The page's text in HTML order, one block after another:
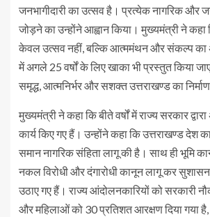
जनभागीदारी का उत्सव है। प्रत्येक नागरिक और
जोड़ने का उन्होंने आह्वान किया। मुख्यमंत्री ने कहा
केवल उत्सव नहीं, बल्कि आत्ममंथन और संकल्प का
में अगले 25 वर्षों के लिए खाका भी प्रस्तुत किया
समृद्ध, आत्मनिर्भर और सशक्त उत्तराखण्ड का
मुख्यमंत्री ने कहा कि बीते वर्षों में राज्य सरकार
कार्य किए गए हैं। उन्होंने कहा कि उत्तराखण्ड देश
समान नागरिक संहिता लागू की है। साथ ही भूमि
नकल विरोधी और दंगारोधी कानून लागू कर
उठाए गए हैं। राज्य आंदोलनकारियों को सरकारी
और महिलाओं को 30 प्रतिशत आरक्षण दिया गया